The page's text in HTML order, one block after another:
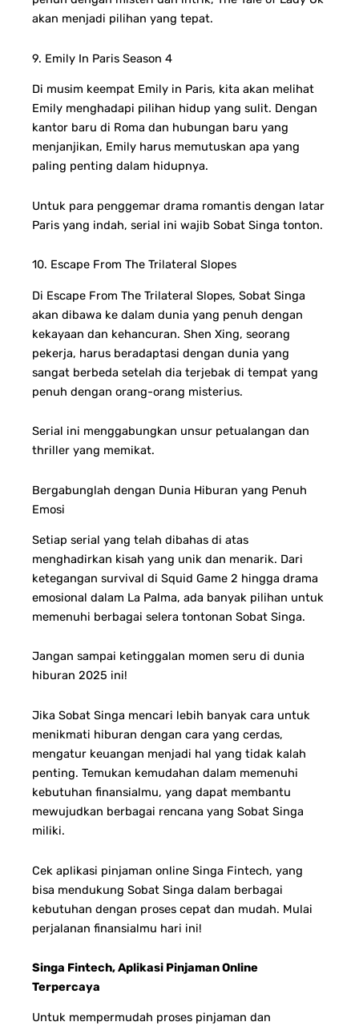
akan menjadi pilihan yang tepat.
9. Emily In Paris Season 4
Di musim keempat Emily in Paris, kita akan melihat
Emily menghadapi pilihan hidup yang sulit. Dengan
kantor baru di Roma dan hubungan baru yang
menjanjikan, Emily harus memutuskan apa yang
paling penting dalam hidupnya.
Untuk para penggemar drama romantis dengan latar
Paris yang indah, serial ini wajib Sobat Singa tonton.
10. Escape From The Trilateral Slopes
Di Escape From The Trilateral Slopes, Sobat Singa
akan dibawa ke dalam dunia yang penuh dengan
kekayaan dan kehancuran. Shen Xing, seorang
pekerja, harus beradaptasi dengan dunia yang
sangat berbeda setelah dia terjebak di tempat yang
penuh dengan orang-orang misterius.
Serial ini menggabungkan unsur petualangan dan
thriller yang memikat.
Bergabunglah dengan Dunia Hiburan yang Penuh
Emosi
Setiap serial yang telah dibahas di atas
menghadirkan kisah yang unik dan menarik. Dari
ketegangan survival di Squid Game 2 hingga drama
emosional dalam La Palma, ada banyak pilihan untuk
memenuhi berbagai selera tontonan Sobat Singa.
Jangan sampai ketinggalan momen seru di dunia
hiburan 2025 ini!
Jika Sobat Singa mencari lebih banyak cara untuk
menikmati hiburan dengan cara yang cerdas,
mengatur keuangan menjadi hal yang tidak kalah
penting. Temukan kemudahan dalam memenuhi
kebutuhan finansialmu, yang dapat membantu
mewujudkan berbagai rencana yang Sobat Singa
miliki.
Cek aplikasi pinjaman online Singa Fintech, yang
bisa mendukung Sobat Singa dalam berbagai
kebutuhan dengan proses cepat dan mudah. Mulai
perjalanan finansialmu hari ini!
Singa Fintech, Aplikasi Pinjaman Online
Terpercaya
Untuk mempermudah proses pinjaman dan